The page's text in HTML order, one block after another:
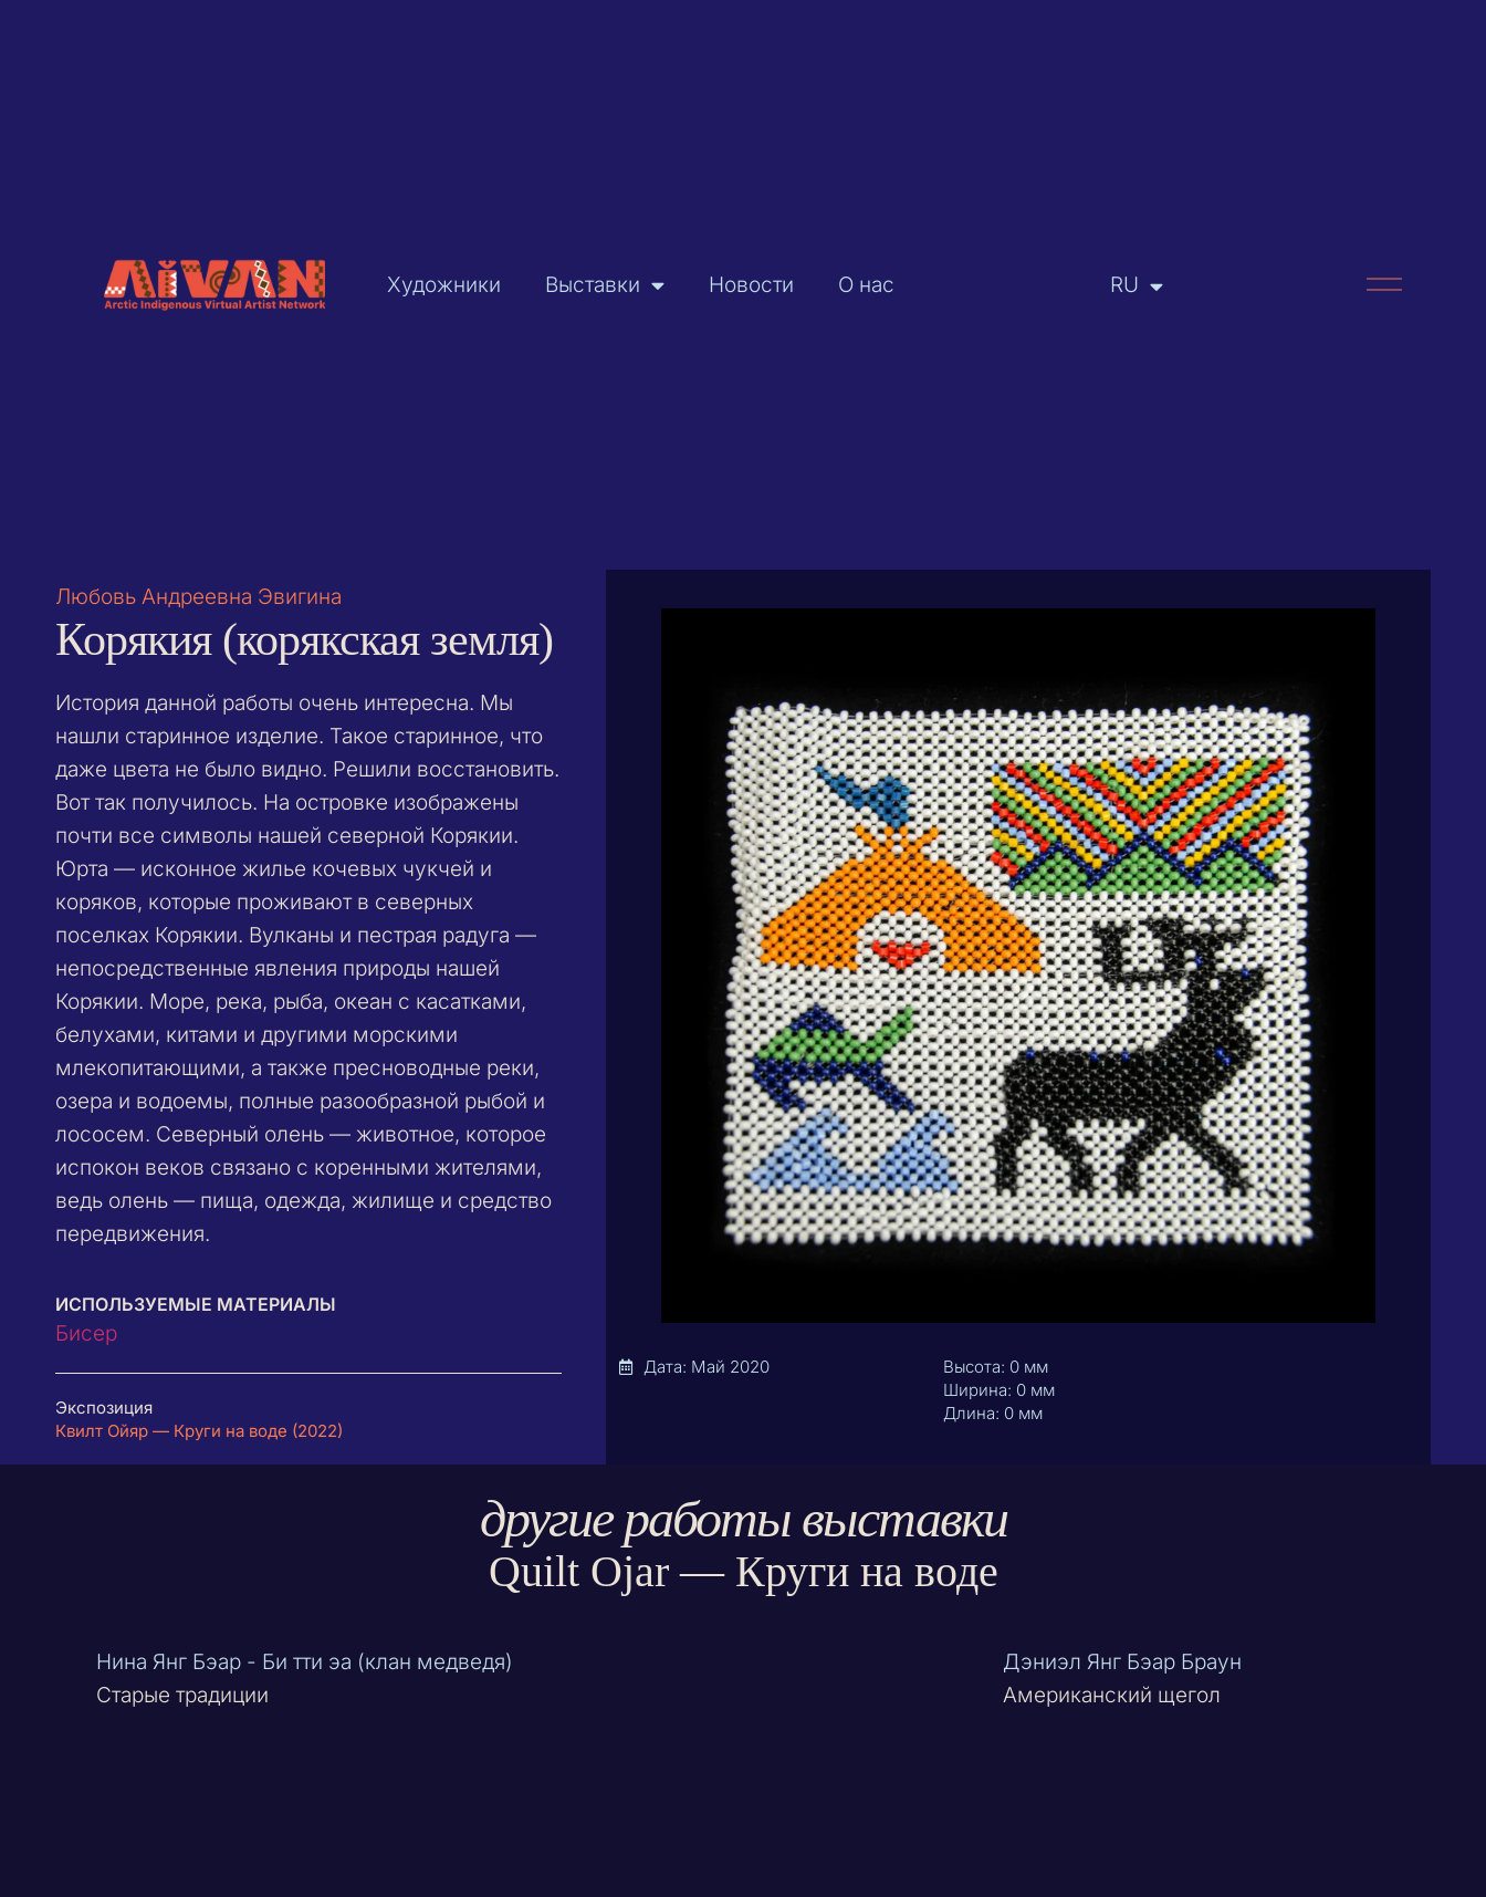
Художники Выставки Новости О нас RU
EN
Любовь Андреевна Эвигина
Корякия (корякская земля)
История данной работы очень интересна. Мы
нашли старинное изделие. Такое старинное, что
даже цвета не было видно. Решили восстановить.
Вот так получилось. На островке изображены
почти все символы нашей северной Корякии.
Юрта — исконное жилье кочевых чукчей и
коряков, которые проживают в северных
поселках Корякии. Вулканы и пестрая радуга —
непосредственные явления природы нашей
Корякии. Море, река, рыба, океан с касатками,
белухами, китами и другими морскими
млекопитающими, а также пресноводные реки,
озера и водоемы, полные разообразной рыбой и
лососем. Северный олень — животное, которое
испокон веков связано с коренными жителями,
ведь олень — пища, одежда, жилище и средство
передвижения.
ИСПОЛЬЗУЕМЫЕ МАТЕРИАЛЫ
Бисер
Экспозиция
Квилт Ойяр — Круги на воде (2022)
Дата: Май 2020
Высота: 0 мм
Ширина: 0 мм
Длина: 0 мм
другие работы выставки
Quilt Ojar — Круги на воде
Нина Янг Бэар - Би тти эа (клан медведя)
Старые традиции
Дэниэл Янг Бэар Браун
Американский щегол